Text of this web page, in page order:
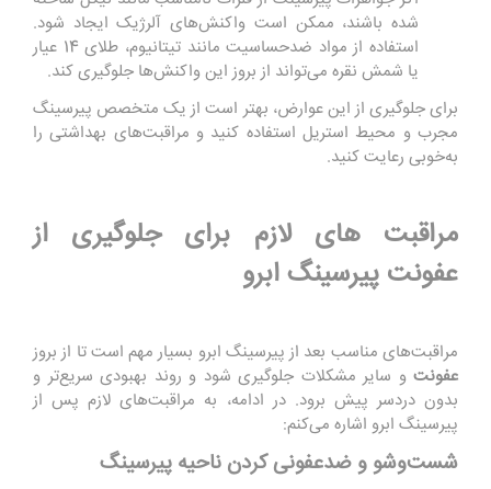
شده باشند، ممکن است واکنش‌های آلرژیک ایجاد شود.
استفاده از مواد ضدحساسیت مانند تیتانیوم، طلای 14 عیار
یا شمش نقره می‌تواند از بروز این واکنش‌ها جلوگیری کند.
برای جلوگیری از این عوارض، بهتر است از یک متخصص پیرسینگ
مجرب و محیط استریل استفاده کنید و مراقبت‌های بهداشتی را
به‌خوبی رعایت کنید.
مراقبت های لازم برای جلوگیری از
عفونت پیرسینگ ابرو
مراقبت‌های مناسب بعد از پیرسینگ ابرو بسیار مهم است تا از بروز
عفونت و سایر مشکلات جلوگیری شود و روند بهبودی سریع‌تر و
بدون دردسر پیش برود. در ادامه، به مراقبت‌های لازم پس از
پیرسینگ ابرو اشاره می‌کنم:
شست‌وشو و ضدعفونی کردن ناحیه پیرسینگ